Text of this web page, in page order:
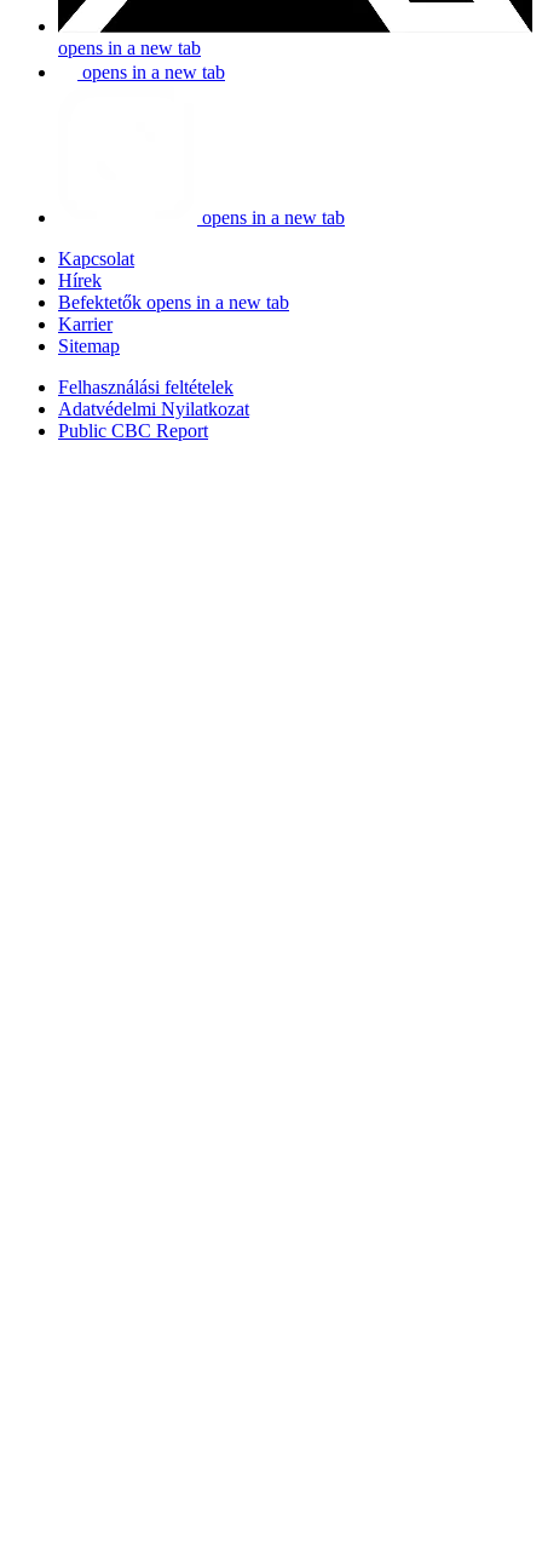
opens in a new tab
opens in a new tab
opens in a new tab
Kapcsolat
Hírek
Befektetők opens in a new tab
Karrier
Sitemap
Felhasználási feltételek
Adatvédelmi Nyilatkozat
Public CBC Report